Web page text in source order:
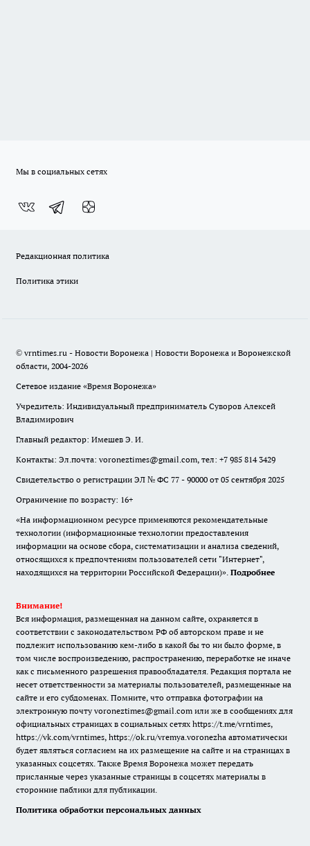
Мы в социальных сетях
Редакционная политика
Политика этики
© vrntimes.ru - Новости Воронежа | Новости Воронежа и Воронежской
области, 2004-2026
Сетевое издание «Время Воронежа»
Учредитель: Индивидуальный предприниматель Суворов Алексей
Владимирович
Главный редактор: Имешев Э. И.
Контакты: Эл.почта: voroneztimes@gmail.com, тел: +7 985 814 3429
Свидетельство о регистрации ЭЛ № ФС 77 - 90000 от 05 сентября 2025
Ограничение по возрасту: 16+
«На информационном ресурсе применяются рекомендательные
технологии (информационные технологии предоставления
информации на основе сбора, систематизации и анализа сведений,
относящихся к предпочтениям пользователей сети "Интернет",
находящихся на территории Российской Федерации)». Подробнее
Внимание!
Вся информация, размещенная на данном сайте, охраняется в
соответствии с законодательством РФ об авторском праве и не
подлежит использованию кем-либо в какой бы то ни было форме, в
том числе воспроизведению, распространению, переработке не иначе
как с письменного разрешения правообладателя. Редакция портала не
несет ответственности за материалы пользователей, размещенные на
сайте и его субдоменах. Помните, что отправка фотографии на
электронную почту voroneztimes@gmail.com или же в сообщениях для
официальных страницах в социальных сетях https://t.me/vrntimes,
https://vk.com/vrntimes, https://ok.ru/vremya.voronezha автоматически
будет являться согласием на их размещение на сайте и на страницах в
указанных соцсетях. Также Время Воронежа может передать
присланные через указанные страницы в соцсетях материалы в
сторонние паблики для публикации.
Политика обработки персональных данных